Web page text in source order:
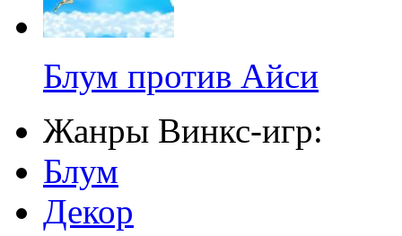
Блум против Айси
Жанры Винкс-игр:
Блум
Декор